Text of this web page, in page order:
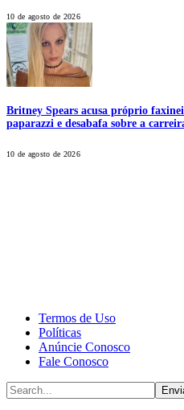
10 de agosto de 2026
Britney Spears acusa próprio
paparazzi e desabafa sobre a
10 de agosto de 2026
Termos de Uso
Políticas
Anúncie Conosco
Fale Conosco